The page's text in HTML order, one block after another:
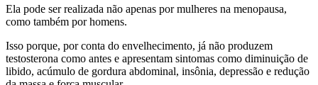
Ela pode ser realizada não apenas por mulheres na menopausa,
como também por homens.
Isso porque, por conta do envelhecimento, já não produzem
testosterona como antes e apresentam sintomas como diminuição de
libido, acúmulo de gordura abdominal, insônia, depressão e redução